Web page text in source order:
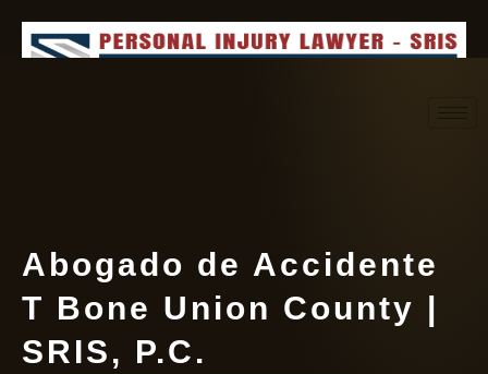
Abogado de Accidente
T Bone Union County |
SRIS, P.C.